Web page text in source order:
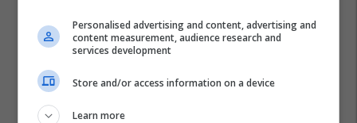
Personalised advertising and content, advertising and
content measurement, audience research and
services development
Store and/or access information on a device
Learn more